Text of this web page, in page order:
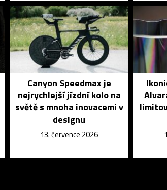
Canyon Speedmax je
nejrychlejší jízdní kolo na
světě s mnoha inovacemi v
designu
13. července 2026